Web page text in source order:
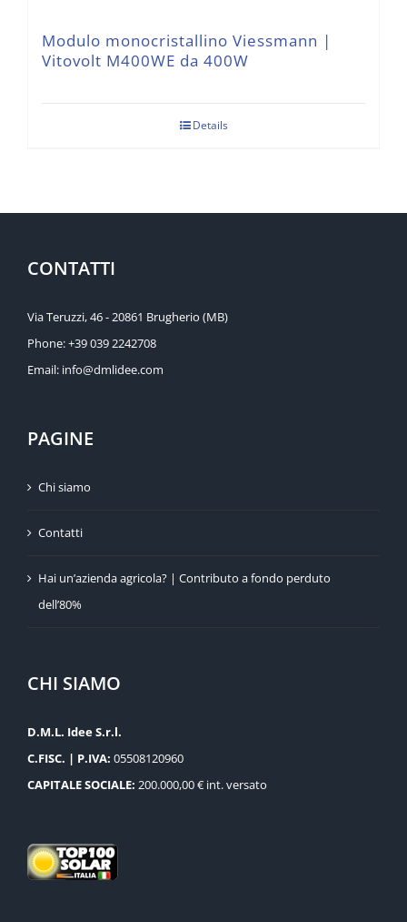
Modulo monocristallino Viessmann |
Vitovolt M400WE da 400W
Details
CONTATTI
Via Teruzzi, 46 - 20861 Brugherio (MB)
Phone:+39 039 2242708
Email: info@dmlidee.com
PAGINE
Chi siamo
Contatti
Hai un’azienda agricola? | Contributo a fondo perduto
dell’80%
CHI SIAMO
D.M.L. Idee S.r.l.
C.FISC. | P.IVA: 05508120960
CAPITALE SOCIALE: 200.000,00 € int. versato